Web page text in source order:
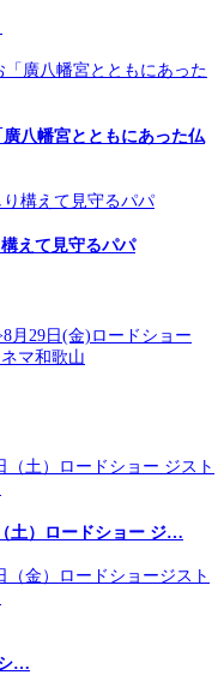
八幡宮とともにあった仏
えて見守るパパ
土）ロードショー ジ…
…